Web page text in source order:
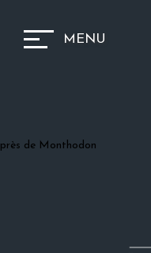
MENU
près de Monthodon